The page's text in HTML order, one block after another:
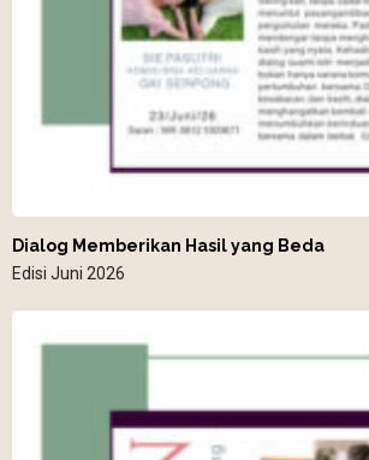
Dialog Memberikan Hasil yang Beda
Edisi Juni 2026